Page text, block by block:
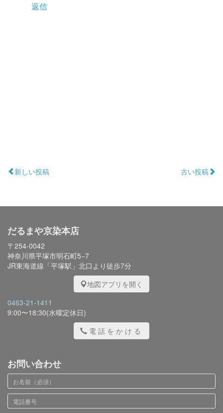
返信
新しい投稿 古い投稿
だるまや京染本店
〒254-0042
神奈川県平塚市明石町5−7
JR東海道線「平塚駅」北口より徒歩7分
地図アプリを開く
0463-21-1411
9:00〜18:30(水曜定休日)
電話をかける
お問い合わせ